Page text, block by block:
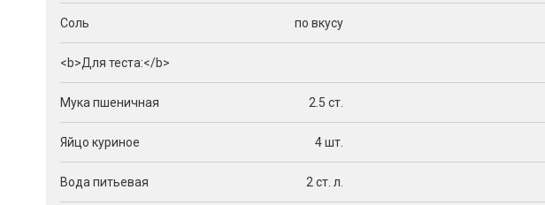
Соль по вкусу
<b>Для теста:</b>
Мука пшеничная 2.5 ст.
Яйцо куриное 4 шт.
Вода питьевая 2 ст. л.